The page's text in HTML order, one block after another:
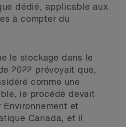
dédié, applicable aux
à compter du
le stockage dans le
2022 prévoyait que,
comme une
le procédé devait
et
Canada, et il